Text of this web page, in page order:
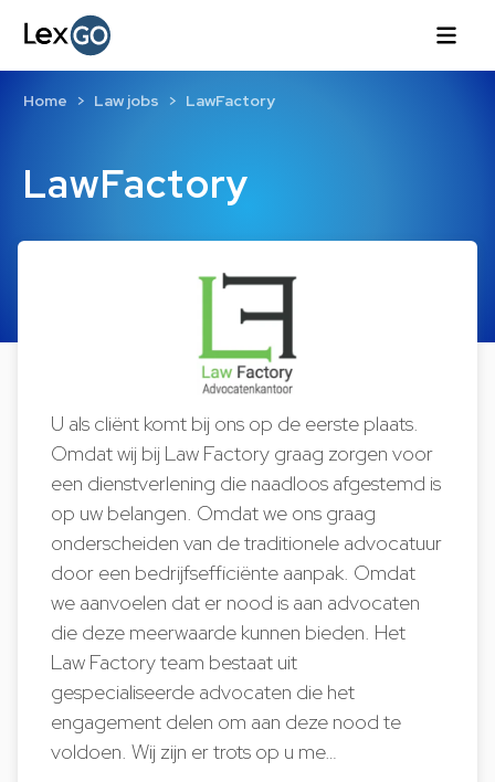
LawFactory
Home Law jobs LawFactory
U als cliënt komt bij ons op de eerste plaats.
Omdat wij bij Law Factory graag zorgen voor
een dienstverlening die naadloos afgestemd is
op uw belangen. Omdat we ons graag
onderscheiden van de traditionele advocatuur
door een bedrijfsefficiënte aanpak. Omdat
we aanvoelen dat er nood is aan advocaten
die deze meerwaarde kunnen bieden. Het
Law Factory team bestaat uit
gespecialiseerde advocaten die het
engagement delen om aan deze nood te
voldoen. Wij zijn er trots op u me…